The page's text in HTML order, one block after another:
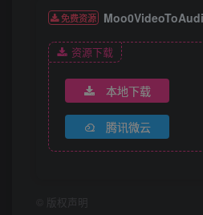
免费资源
资源下载
本地下载
腾讯微云
版权声明